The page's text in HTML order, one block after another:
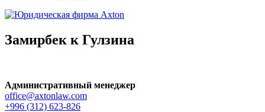
Замирбек к Гулзина
Административный менеджер
office@axtonlaw.com
+996 (312) 623-826